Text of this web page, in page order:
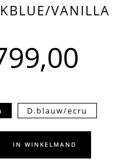
VANILLA
D.blauw/ecru
IN WINKELMAND